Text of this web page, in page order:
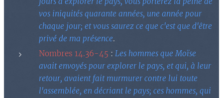
vos iniquités quarante années, une année pour
chaque jour; et vous saurez ce que c'est que d'être
privé de ma présence.
Nombres 14.36-45 : Les hommes que Moïse
avait envoyés pour explorer le pays, et qui, à leur
retour, avaient fait murmurer contre lui toute
l'assemblée, en décriant le pays; ces hommes, qui